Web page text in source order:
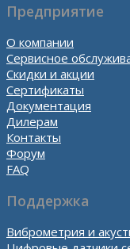
Предприятие
О компании
Сервисное
Скидки и акции
Сертификаты
Документация
Дилерам
Контакты
Форум
FAQ
Поддержка
Виброметрия и